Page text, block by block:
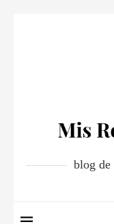
blog de